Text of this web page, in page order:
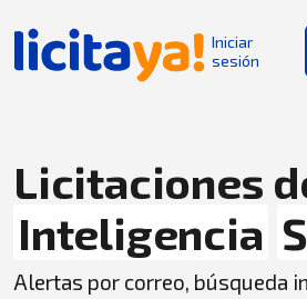
Iniciar
sesión
Licitaciones
Inteligencia
Alertas por correo, búsqueda